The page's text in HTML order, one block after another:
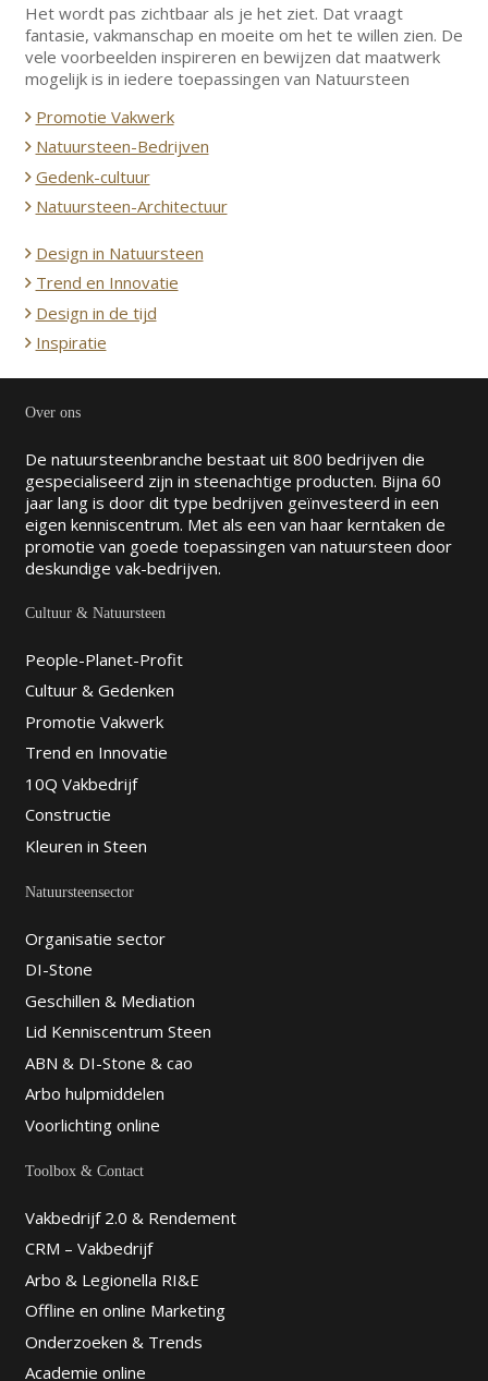
Het wordt pas zichtbaar als je het ziet. Dat vraagt
fantasie, vakmanschap en moeite om het te willen zien. De
vele voorbeelden inspireren en bewijzen dat maatwerk
mogelijk is in iedere toepassingen van Natuursteen
Promotie Vakwerk
Natuursteen-Bedrijven
Gedenk-cultuur
Natuursteen-Architectuur
Design in Natuursteen
Trend en Innovatie
Design in de tijd
Inspiratie
Over ons
De natuursteenbranche bestaat uit 800 bedrijven die
gespecialiseerd zijn in steenachtige producten. Bijna 60
jaar lang is door dit type bedrijven geïnvesteerd in een
eigen kenniscentrum. Met als een van haar kerntaken de
promotie van goede toepassingen van natuursteen door
deskundige vak-bedrijven.
Cultuur & Natuursteen
People-Planet-Profit
Cultuur & Gedenken
Promotie Vakwerk
Trend en Innovatie
10Q Vakbedrijf
Constructie
Kleuren in Steen
Natuursteensector
Organisatie sector
DI-Stone
Geschillen & Mediation
Lid Kenniscentrum Steen
ABN & DI-Stone & cao
Arbo hulpmiddelen
Voorlichting online
Toolbox & Contact
Vakbedrijf 2.0 & Rendement
CRM – Vakbedrijf
Arbo & Legionella RI&E
Offline en online Marketing
Onderzoeken & Trends
Academie online